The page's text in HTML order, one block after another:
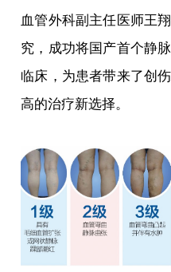
血管外科副主任医师王
究，成功将国产首个静
临床，为患者带来了创
高的治疗新选择。